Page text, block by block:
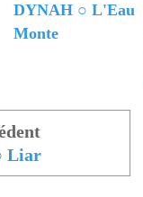
DYNAH ○ L'Eau
Monte
Liar